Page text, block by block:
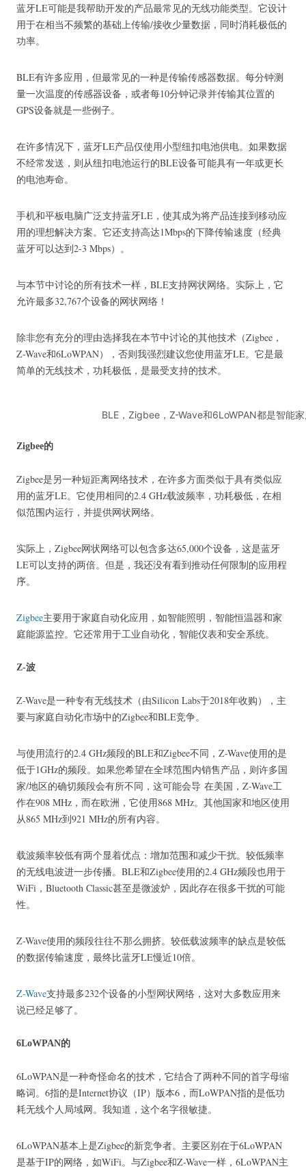
蓝牙LE可能是我帮助开发的产品最常见的无线功能类型。 它设计
用于在相当不频繁的基础上传输/接收少量数据，同时消耗极低的
功率。
BLE有许多应用，但最常见的一种是传输传感器数据。 每分钟测
量一次温度的传感器设备，或者每10分钟记录并传输其位置的
GPS设备就是一些例子。
在许多情况下，蓝牙LE产品仅使用小型纽扣电池供电。 如果数据
不经常发送，则从纽扣电池运行的BLE设备可能具有一年或更长
的电池寿命。
手机和平板电脑广泛支持蓝牙LE，使其成为将产品连接到移动应
用的理想解决方案。 它还支持高达1Mbps的下降传输速度（经典
蓝牙可以达到2-3 Mbps）。
与本节中讨论的所有技术一样，BLE支持网状网络。 实际上，它
允许最多32,767个设备的网状网络！
除非您有充分的理由选择我在本节中讨论的其他技术（Zigbee，
Z-Wave和6LoWPAN），否则我强烈建议您使用蓝牙LE。 它是最
简单的无线技术，功耗极低，是最受支持的技术。
BLE，Zigbee，Z-Wave和6LoWPAN都是智能
Zigbee的
Zigbee是另一种短距离网络技术，在许多方面类似于具有类似应
用的蓝牙LE。 它使用相同的2.4 GHz载波频率，功耗极低，在相
似范围内运行，并提供网状网络。
实际上，Zigbee网状网络可以包含多达65,000个设备，这是蓝牙
LE可以支持的两倍。 但是，我还没有看到推动任何限制的应用程
序。
Zigbee主要用于家庭自动化应用，如智能照明，智能恒温器和家
庭能源监控。 它还常用于工业自动化，智能仪表和安全系统。
Z-波
Z-Wave是一种专有无线技术（由Silicon Labs于2018年收购），主
要与家庭自动化市场中的Zigbee和BLE竞争。
与使用流行的2.4 GHz频段的BLE和Zigbee不同，Z-Wave使用的是
低于1GHz的频段。 如果您希望在全球范围内销售产品，则许多国
家/地区的确切频段会有所不同，这可能会导 在美国，Z-Wave工
作在908 MHz，而在欧洲，它使用868 MHz。 其他国家和地区使用
从865 MHz到921 MHz的所有内容。
载波频率较低有两个显着优点：增加范围和减少干扰。 较低频率
的无线电波进一步传播。 BLE和Zigbee使用的2.4 GHz频段也用于
WiFi，Bluetooth Classic甚至是微波炉，因此存在很多干扰的可能
性。
Z-Wave使用的频段往往不那么拥挤。 较低载波频率的缺点是较低
的数据传输速度，最终比蓝牙LE慢近10倍。
Z-Wave支持最多232个设备的小型网状网络，这对大多数应用来
说已经足够了。
6LoWPAN的
6LoWPAN是一种奇怪命名的技术，它结合了两种不同的首字母缩
略词。 6指的是Internet协议（IP）版本6，而LoWPAN指的是低功
耗无线个人局域网。 我知道，这个名字很敏捷。
6LoWPAN基本上是Zigbee的新竞争者。 主要区别在于6LoWPAN
是基于IP的网络，如WiFi。 与Zigbee和Z-Wave一样，6LoWPAN主